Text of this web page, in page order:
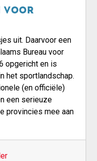
voor
uit. Daarvoor een
Bureau voor
opgericht en is
het sportlandschap.
(en officiële)
een serieuze
provincies mee aan